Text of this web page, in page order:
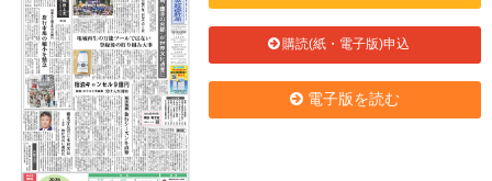
購読(紙・電子版)申込
電子版を読む